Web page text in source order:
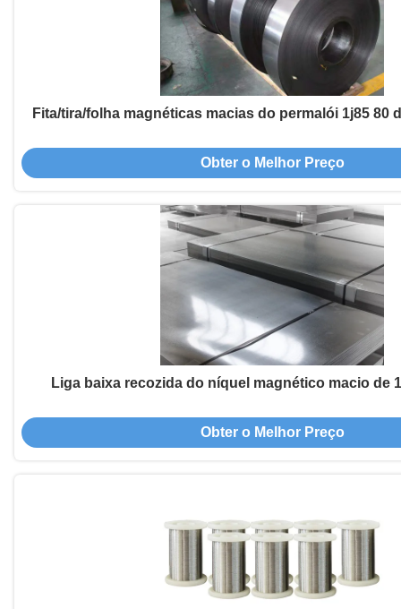
Fita/tira/folha magnéticas macias do permalói 1j85 80
Obter o Melhor Preço
Liga baixa recozida do níquel magnético macio de
Obter o Melhor Preço